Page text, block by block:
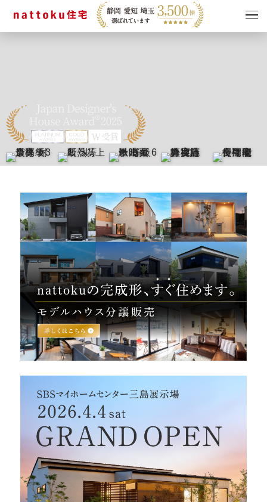
スタッフブログ
営業時間／10:00～20:00 定休日／年末年始
タップで電話をかける
OWNER’S SITE オーナーズサイト
nattokuグループコーポレートサイト